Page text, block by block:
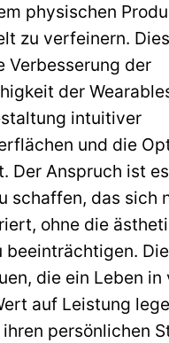
physischen
zu verfeinern.
Verbesserung der
der
intuitiver
und die
Der Anspruch ist
schaffen, das sich
ohne die
beeinträchtigen.
die ein Leben in
auf Leistung
persönlichen